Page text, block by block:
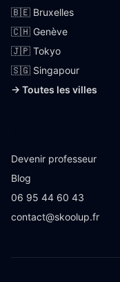
🇧🇪 Bruxelles
🇨🇭 Genève
🇯🇵 Tokyo
🇸🇬 Singapour
→ Toutes les villes
Devenir professeur
Blog
06 95 44 60 43
contact@skoolup.fr